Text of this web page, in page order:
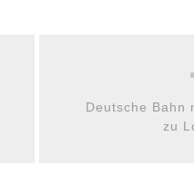
Deutsche Bahn
zu